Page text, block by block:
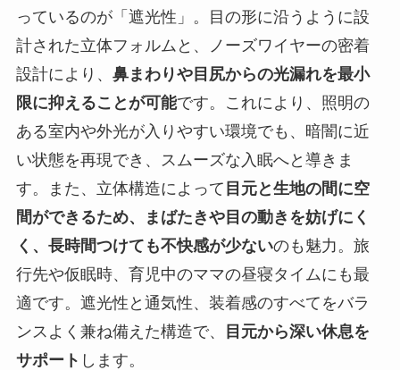
っているのが「遮光性」。目の形に沿うように設
計された立体フォルムと、ノーズワイヤーの密着
設計により、 鼻まわりや目尻からの光漏れを最小
限に抑えることが可能です。これにより、照明の
ある室内や外光が入りやすい環境でも、暗闇に近
い状態を再現でき、スムーズな入眠へと導きま
す。また、立体構造によって 目元と生地の間に空
間ができるため、まばたきや目の動きを妨げにく
く、長時間つけても不快感が少ないのも魅力。旅
行先や仮眠時、育児中のママの昼寝タイムにも最
適です。遮光性と通気性、装着感のすべてをバラ
ンスよく兼ね備えた構造で、
目元から深い休息を
サポート します。